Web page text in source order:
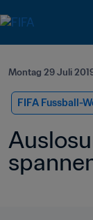
Montag 29 Juli
FIFA Fussball-